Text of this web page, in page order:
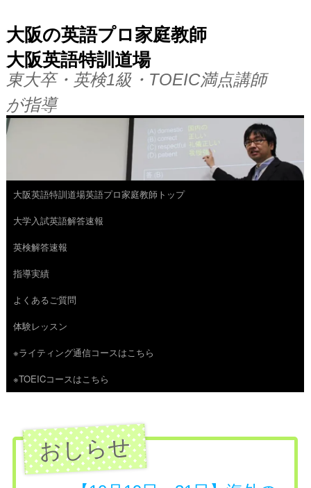
大阪の英語プロ家庭教師
大阪英語特訓道場
東大卒・英検1級・TOEIC満点講師
が指導
コ
ン
テ
ン
ツ
へ
ス
キ
大阪英語特訓道場英語プロ家庭教師トップ
大学入試英語解答速報
英検解答速報
指導実績
よくあるご質問
体験レッスン
※ライティング通信コースはこちら
※TOEICコースはこちら